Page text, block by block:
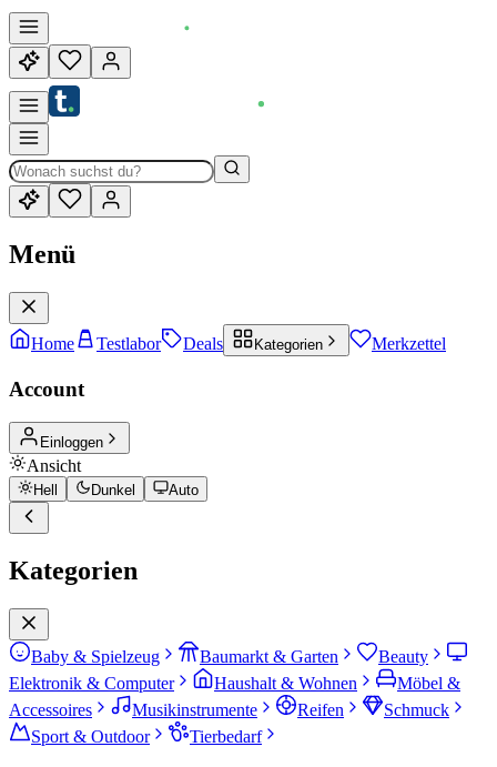
Menü
Home Testlabor Deals Kategorien Merkzettel
Account
Einloggen
Ansicht
Hell Dunkel Auto
Kategorien
Baby & Spielzeug Baumarkt & Garten
Beauty
Elektronik & Computer
Haushalt & Wohnen
Möbel &
Accessoires
Musikinstrumente Reifen
Schmuck
Sport & Outdoor
Tierbedarf